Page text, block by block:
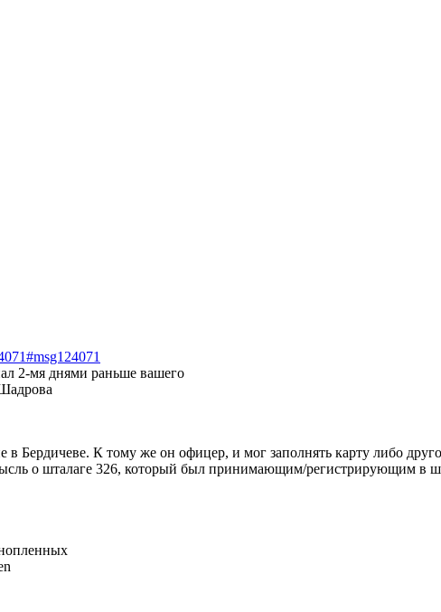
2-мя днями раньше вашего
в Бердичеве. К тому же он офицер, и мог заполнять карту либо
о шталаге 326, который был принимающим/регистрирующим в